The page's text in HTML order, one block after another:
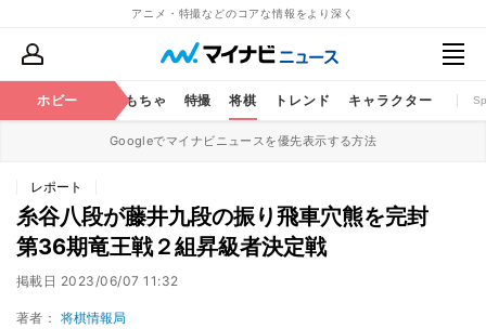
アニメ・特撮などのコアな情報をより深く
ホビー
コミック おもちゃ 特撮 将棋 トレンド キャラクター
Googleでマイナビニュースを優先表示する方法
レポート
糸谷八段が藤井九段の振り飛車穴熊を完封
第36期竜王戦２組昇級者決定戦
掲載日 2023/06/07 11:32
著者： 将棋情報局